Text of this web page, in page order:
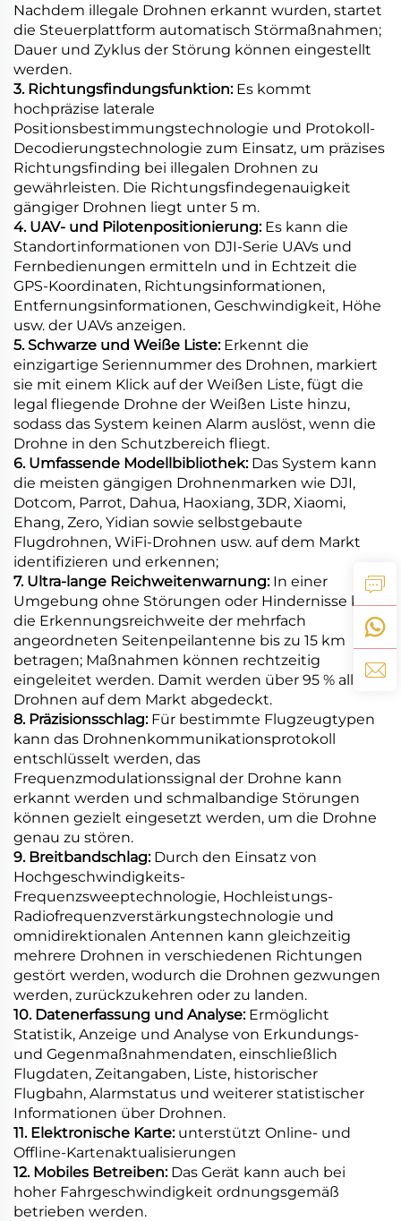
Nachdem illegale Drohnen erkannt wurden, startet
die Steuerplattform automatisch Störmaßnahmen;
Dauer und Zyklus der Störung können eingestellt
werden.
3. Richtungsfindungsfunktion: Es kommt
hochpräzise laterale
Positionsbestimmungstechnologie und Protokoll-
Decodierungstechnologie zum Einsatz, um präzises
Richtungsfinding bei illegalen Drohnen zu
gewährleisten. Die Richtungsfindegenauigkeit
gängiger Drohnen liegt unter 5 m.
4. UAV- und Pilotenpositionierung: Es kann die
Standortinformationen von DJI-Serie UAVs und
Fernbedienungen ermitteln und in Echtzeit die
GPS-Koordinaten, Richtungsinformationen,
Entfernungsinformationen, Geschwindigkeit, Höhe
usw. der UAVs anzeigen.
5. Schwarze und Weiße Liste: Erkennt die
einzigartige Seriennummer des Drohnen, markiert
sie mit einem Klick auf der Weißen Liste, fügt die
legal fliegende Drohne der Weißen Liste hinzu,
sodass das System keinen Alarm auslöst, wenn die
Drohne in den Schutzbereich fliegt.
6. Umfassende Modellbibliothek: Das System kann
die meisten gängigen Drohnenmarken wie DJI,
Dotcom, Parrot, Dahua, Haoxiang, 3DR, Xiaomi,
Ehang, Zero, Yidian sowie selbstgebaute
Flugdrohnen, WiFi-Drohnen usw. auf dem Markt
identifizieren und erkennen;
7. Ultra-lange Reichweitenwarnung: In einer
Umgebung ohne Störungen oder Hindernisse kann
die Erkennungsreichweite der mehrfach
angeordneten Seitenpeilantenne bis zu 15 km
betragen; Maßnahmen können rechtzeitig
eingeleitet werden. Damit werden über 95 % aller
Drohnen auf dem Markt abgedeckt.
8. Präzisionsschlag: Für bestimmte Flugzeugtypen
kann das Drohnenkommunikationsprotokoll
entschlüsselt werden, das
Frequenzmodulationssignal der Drohne kann
erkannt werden und schmalbandige Störungen
können gezielt eingesetzt werden, um die Drohne
genau zu stören.
9. Breitbandschlag: Durch den Einsatz von
Hochgeschwindigkeits-
Frequenzsweeptechnologie, Hochleistungs-
Radiofrequenzverstärkungstechnologie und
omnidirektionalen Antennen kann gleichzeitig
mehrere Drohnen in verschiedenen Richtungen
gestört werden, wodurch die Drohnen gezwungen
werden, zurückzukehren oder zu landen.
10. Datenerfassung und Analyse: Ermöglicht
Statistik, Anzeige und Analyse von Erkundungs-
und Gegenmaßnahmendaten, einschließlich
Flugdaten, Zeitangaben, Liste, historischer
Flugbahn, Alarmstatus und weiterer statistischer
Informationen über Drohnen.
11. Elektronische Karte: unterstützt Online- und
Offline-Kartenaktualisierungen
12. Mobiles Betreiben: Das Gerät kann auch bei
hoher Fahrgeschwindigkeit ordnungsgemäß
betrieben werden.